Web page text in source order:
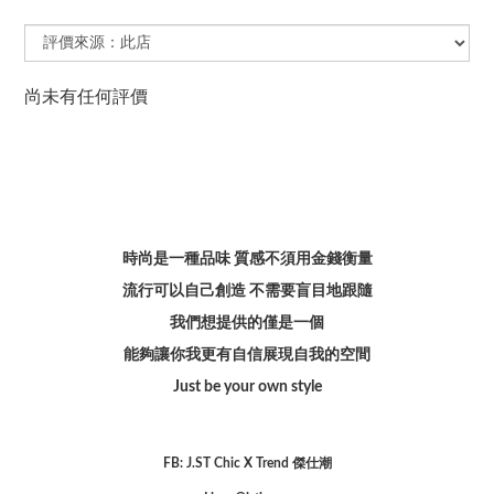
尚未有任何評價
時尚是一種品味 質感不須用金錢衡量
流行可以自己創造 不需要盲目地跟隨
我們想提供的僅是一個
能夠讓你我更有自信展現自我的空間
Just be your own style
FB: J.ST Chic X Trend 傑仕潮